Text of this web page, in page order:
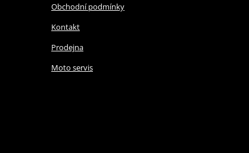
Obchodní podmínky
Kontakt
Prodejna
Moto servis